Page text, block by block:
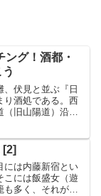
ング！酒都・
伏見と並ぶ『日
り酒処である。西
旧山陽道）沿い
いたことがあ
う。...
[2]
には内藤新宿とい
こには飯盛女（遊
も多く、それがの